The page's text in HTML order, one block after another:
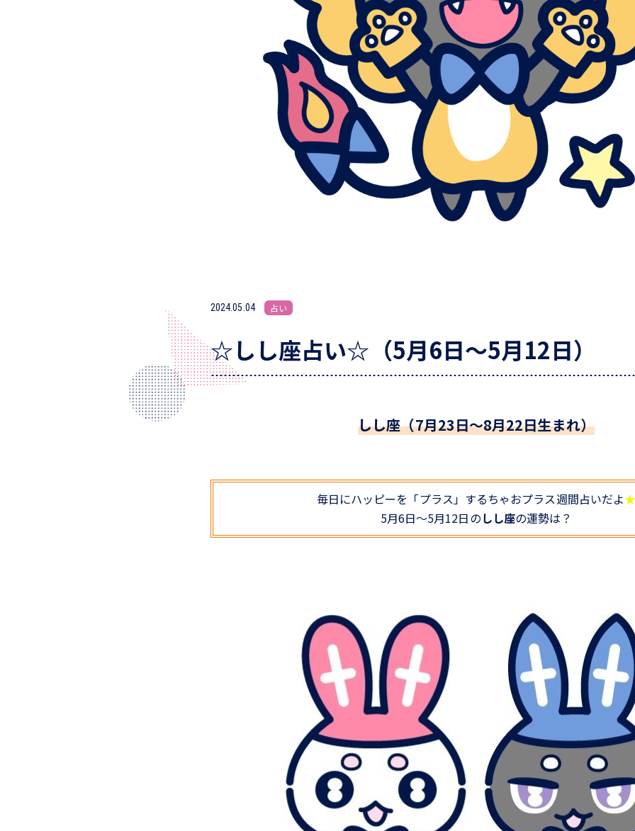
2024.05.04 占い
☆しし座占い☆（5月6日～5月12日）
しし座（7月23日～8月22日生まれ）
毎日にハッピーを「プラス」するちゃおプラス週間占いだよ
5月6日～5月12日のしし座の運勢は？